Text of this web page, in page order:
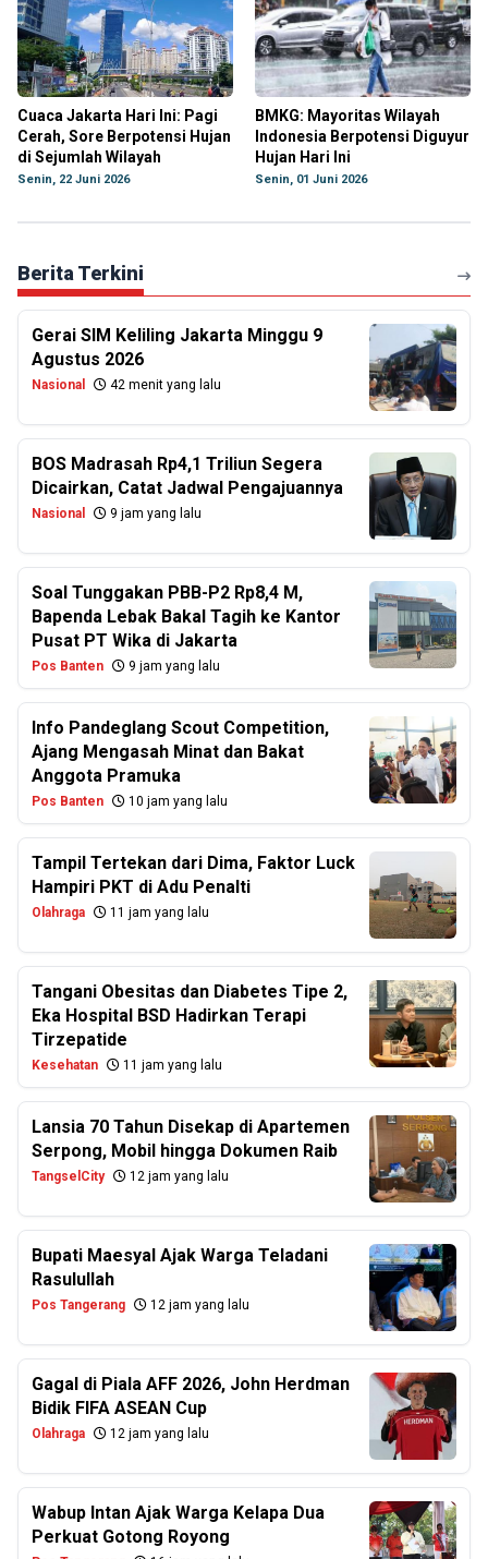
Cuaca Jakarta Hari Ini: Pagi
Cerah, Sore Berpotensi Hujan
di Sejumlah Wilayah
Senin, 22 Juni 2026
BMKG: Mayoritas Wilayah
Indonesia Berpotensi Diguyur
Hujan Hari Ini
Senin, 01 Juni 2026
Berita Terkini
Gerai SIM Keliling Jakarta Minggu 9
Agustus 2026
Nasional 42 menit yang lalu
BOS Madrasah Rp4,1 Triliun Segera
Dicairkan, Catat Jadwal Pengajuannya
Nasional 9 jam yang lalu
Soal Tunggakan PBB-P2 Rp8,4 M,
Bapenda Lebak Bakal Tagih ke Kantor
Pusat PT Wika di Jakarta
Pos Banten 9 jam yang lalu
Info Pandeglang Scout Competition,
Ajang Mengasah Minat dan Bakat
Anggota Pramuka
Pos Banten 10 jam yang lalu
Tampil Tertekan dari Dima, Faktor Luck
Hampiri PKT di Adu Penalti
Olahraga 11 jam yang lalu
Tangani Obesitas dan Diabetes Tipe 2,
Eka Hospital BSD Hadirkan Terapi
Tirzepatide
Kesehatan 11 jam yang lalu
Lansia 70 Tahun Disekap di Apartemen
Serpong, Mobil hingga Dokumen Raib
TangselCity 12 jam yang lalu
Bupati Maesyal Ajak Warga Teladani
Rasulullah
Pos Tangerang 12 jam yang lalu
Gagal di Piala AFF 2026, John Herdman
Bidik FIFA ASEAN Cup
Olahraga 12 jam yang lalu
Wabup Intan Ajak Warga Kelapa Dua
Perkuat Gotong Royong